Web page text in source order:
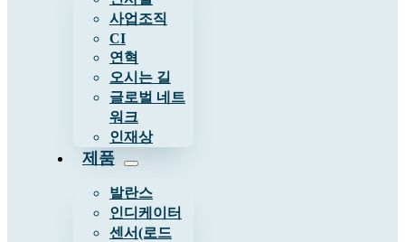
사업조직
CI
연혁
오시는 길
글로벌 네트
워크
인재상
제품
발란스
인디케이터
센서(로드